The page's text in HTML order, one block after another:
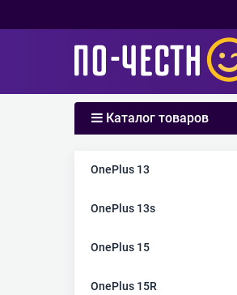
Каталог товаров
OnePlus 13
OnePlus 13s
OnePlus 15
OnePlus 15R